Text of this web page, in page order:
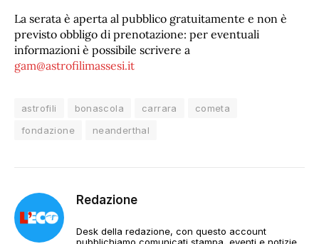
La serata è aperta al pubblico gratuitamente e non è
previsto obbligo di prenotazione: per eventuali
informazioni è possibile scrivere a
gam@astrofilimassesi.it
astrofili bonascola carrara
cometa
fondazione
neanderthal
Redazione
Desk della redazione, con questo account